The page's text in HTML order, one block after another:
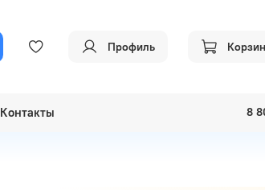
Профиль
Контакты 8